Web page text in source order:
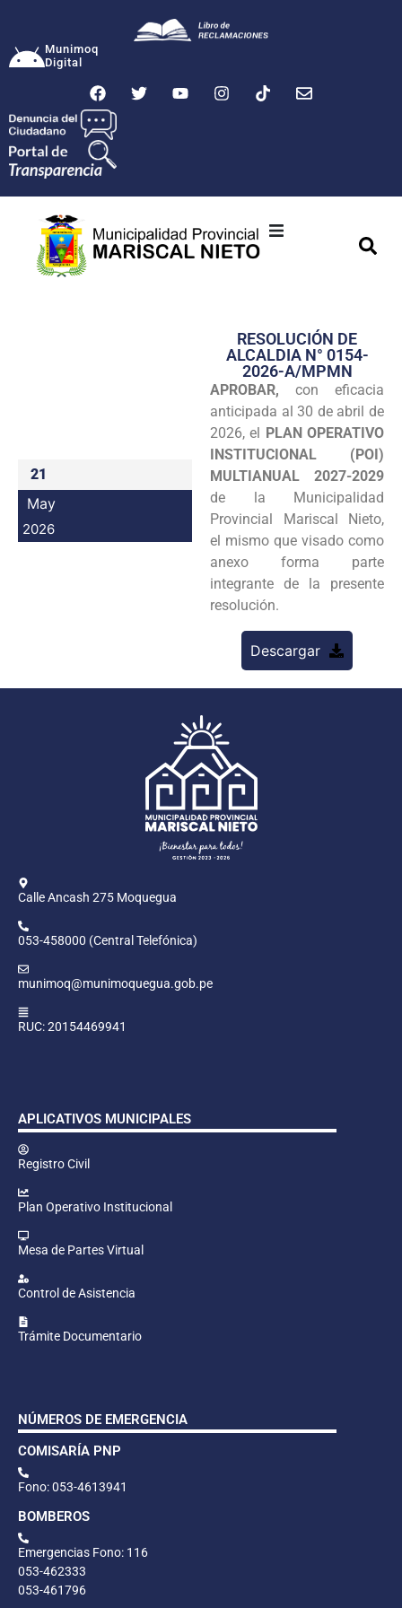
Munimoq
Digital
Transparencia
Seguridad
Programas
Intranet
21
May
2026
RESOLUCIÓN DE
ALCALDIA N° 0154-
2026-A/MPMN
APROBAR, con eficacia
anticipada al 30 de abril de
2026, el PLAN OPERATIVO
INSTITUCIONAL (POI)
MULTIANUAL 2027-2029
de la Municipalidad
Provincial Mariscal Nieto,
el mismo que visado como
anexo forma parte
integrante de la presente
resolución.
Descargar
Calle Ancash 275 Moquegua
053-458000 (Central Telefónica)
munimoq@munimoquegua.gob.pe
RUC: 20154469941
APLICATIVOS MUNICIPALES
Registro Civil
Plan Operativo Institucional
Mesa de Partes Virtual
Control de Asistencia
Trámite Documentario
NÚMEROS DE EMERGENCIA
COMISARÍA PNP
Fono: 053-4613941
BOMBEROS
Emergencias Fono: 116
053-462333
053-461796